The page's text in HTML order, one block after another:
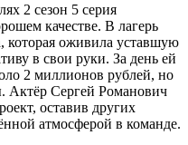
2 сезон 5 серия
качестве. В лагерь
которая оживила уставшую
в свои руки. За день ей
2 миллионов рублей, но
Актёр Сергей Романович
оставив других
атмосферой в команде.